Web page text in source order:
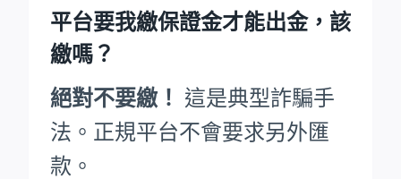
平台要我繳保證金才能出金，該
繳嗎？
絕對不要繳！ 這是典型詐騙手
法。正規平台不會要求另外匯
款。